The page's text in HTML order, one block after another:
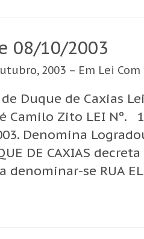
08/10/2003
2003 – Em Lei Com
Duque de Caxias
Camilo Zito LEI Nº.
Denomina
DE CAXIAS
denominar-se RUA